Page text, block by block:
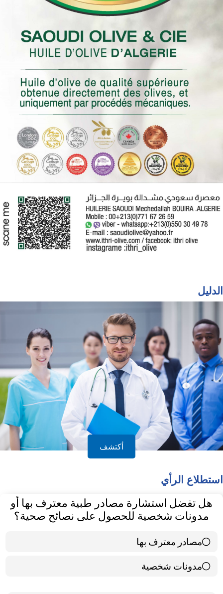
الدليل
أكتشف
استطلاع الرأي
هل تفضل استشارة مصادر طبية معترف بها أو
مدونات شخصية للحصول على نصائح صحية؟
مصادر معترف بها
39 ( 65 % )
مدونات شخصية
21 ( 35 % )